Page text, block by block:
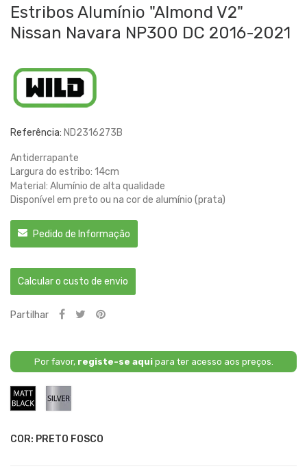
Estribos Alumínio "Almond V2"
Nissan Navara NP300 DC 2016-2021
Referência: ND2316273B
Antiderrapante
Largura do estribo: 14cm
Material: Alumínio de alta qualidade
Disponível em preto ou na cor de alumínio (prata)
Pedido de Informação
Calcular o custo de envio
Partilhar
Por favor, registe-se aquipara ter acesso aos preços.
COR: PRETO FOSCO
Fosco